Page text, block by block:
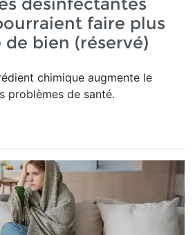
faire plus
bien (réservé)
chimique augmente le
problèmes de santé.